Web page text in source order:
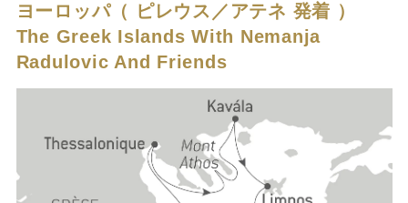
ヨーロッパ（ ピレウス／アテネ 発着 ）
The Greek Islands With Nemanja
Radulovic And Friends